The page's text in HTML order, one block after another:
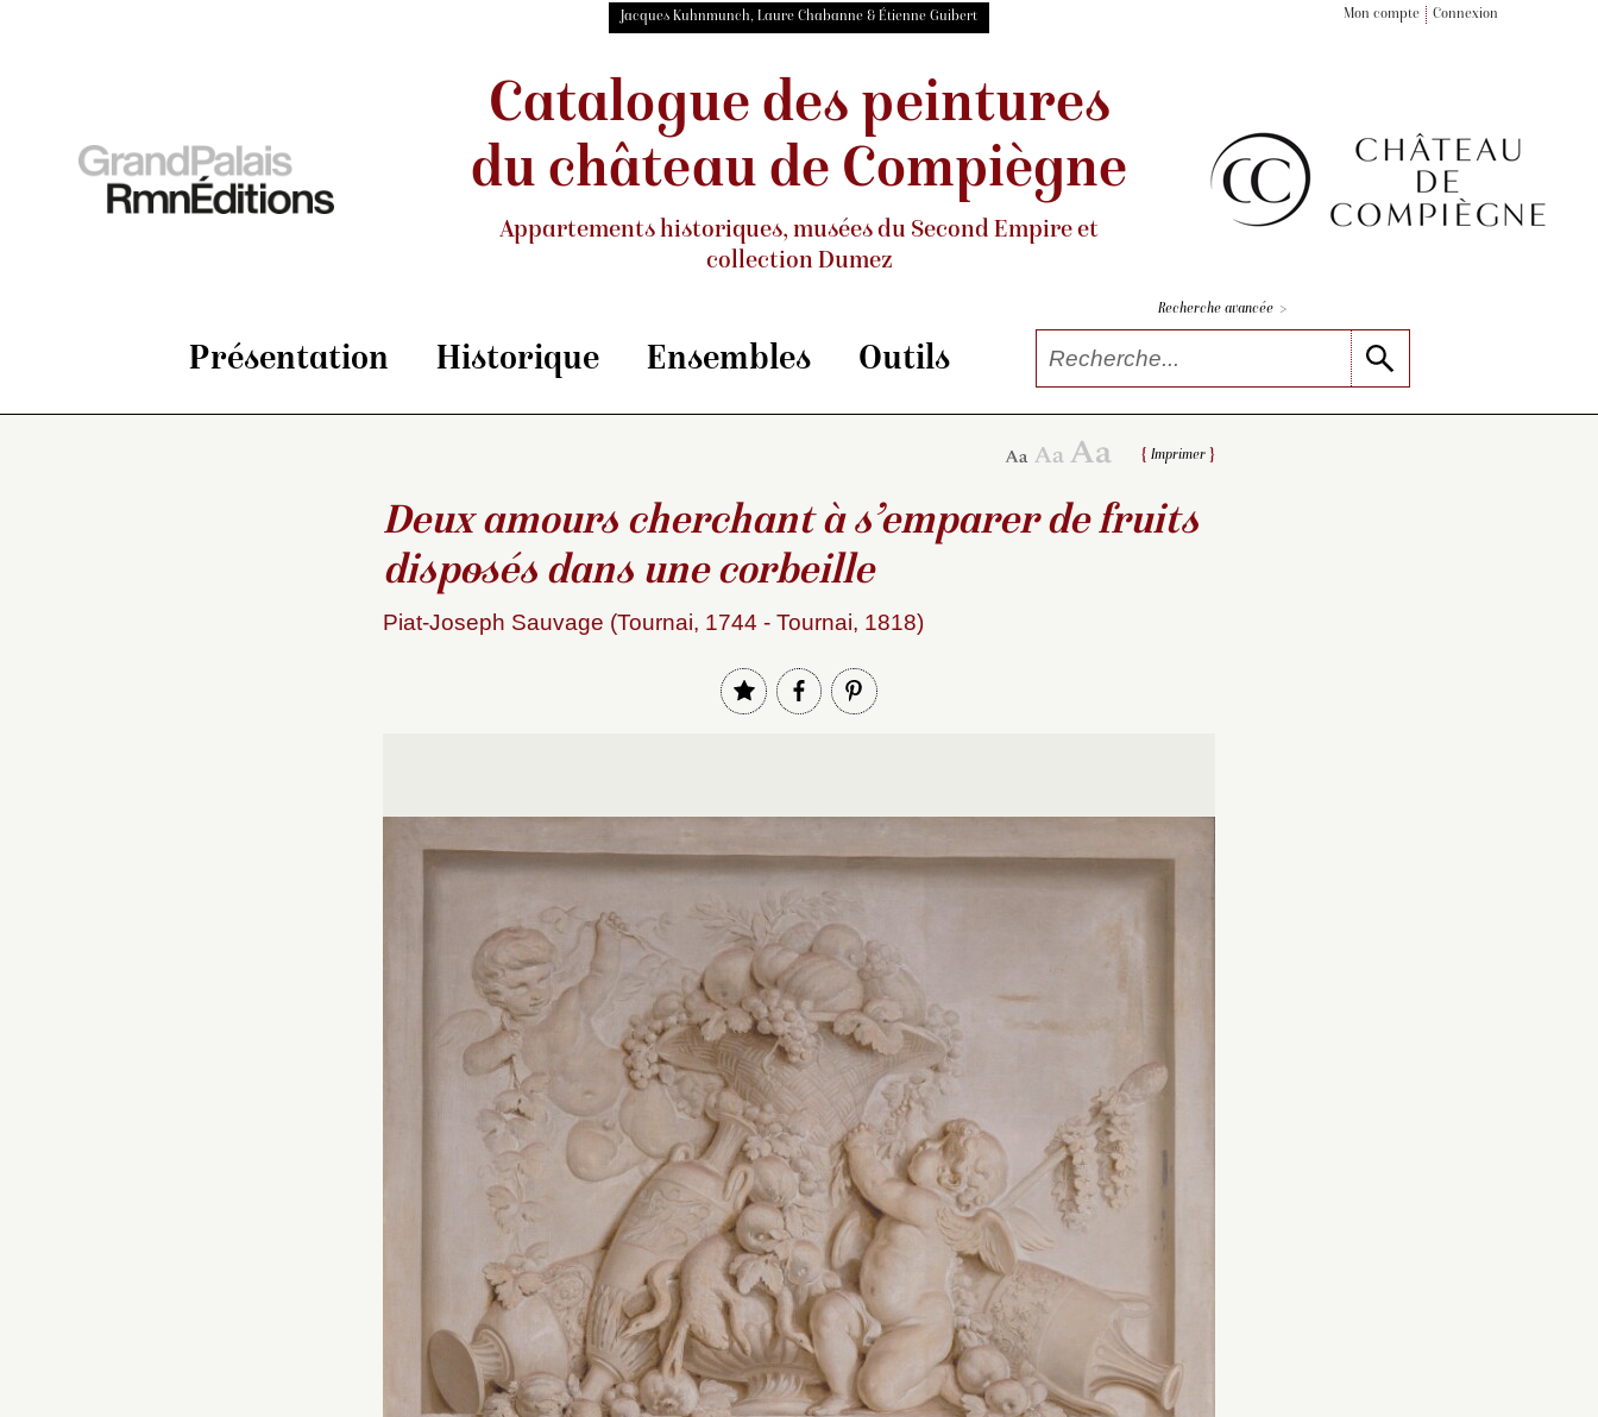
Jacques Kuhnmunch, Laure Chabanne & Étienne Guibert Mon compte Connexion
Catalogue des peintures
du château de Compiègne
Appartements historiques, muséesdu Second Empire et
collection Dumez
Présentation Historique Ensembles Outils
Recherche avancée >
Imprimer
Deux amours cherchant à s’emparer de fruits
disposés dans une corbeille
Piat-Joseph Sauvage (Tournai, 1744 - Tournai, 1818)